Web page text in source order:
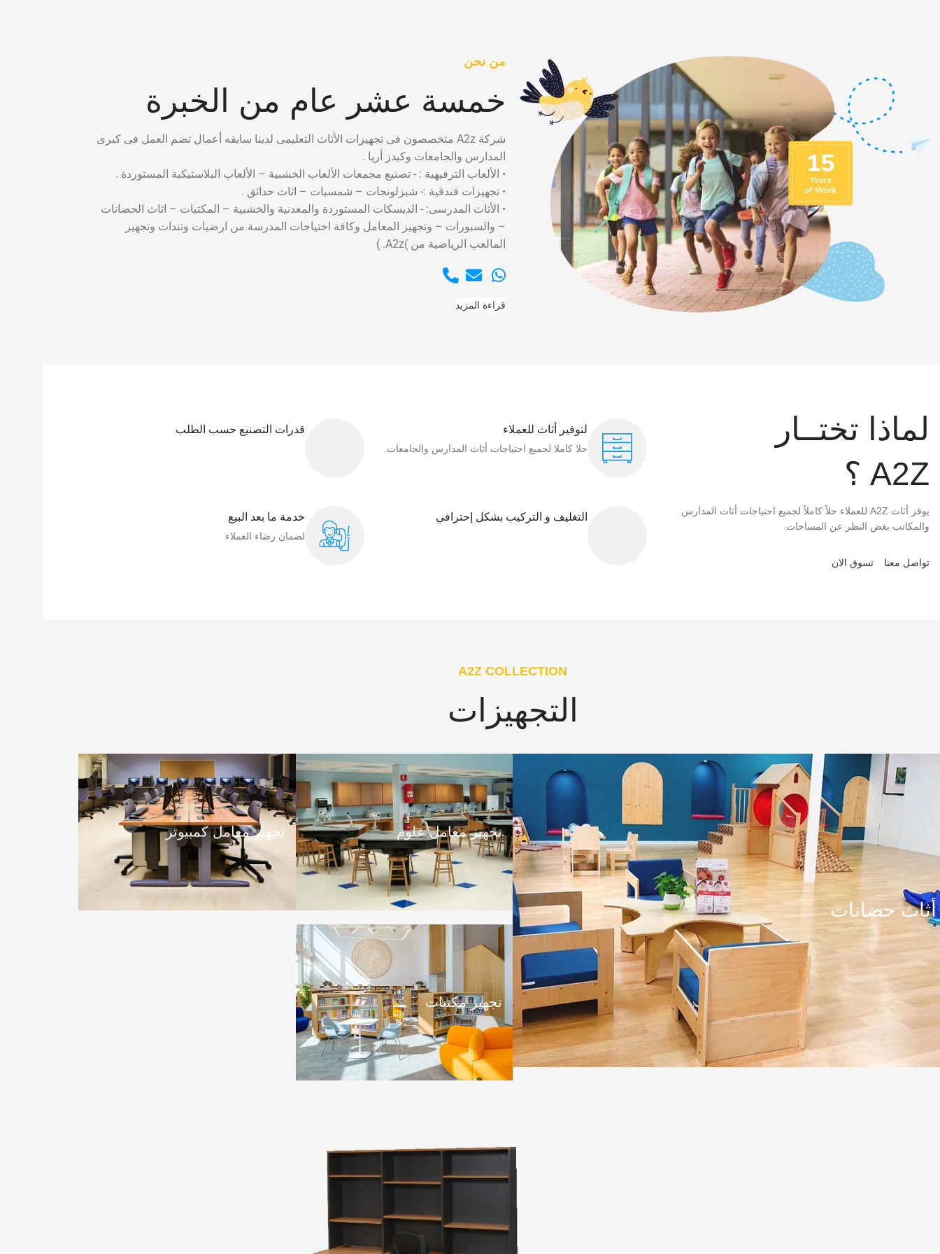
من نحن
خمسة عشر عام من الخبرة
شركة A2z متخصصون فى تجهيزات الأثاث التعليمى لدينا سابقه أعمال تضم العمل فى كبرى
المدارس والجامعات وكيدز أريا .
• الألعاب الترفيهية : - تصنيع مجمعات الألعاب الخشبية – الألعاب البلاستيكية المستوردة .
• تجهيزات فندقية :- شيزلونجات – شمسيات – اثاث حدائق .
• الأثاث المدرسى: - الديسكات المستوردة والمعدنية والخشبية – المكتبات – اثاث الحضانات
– والسبورات – وتجهيز المعامل وكافة احتياجات المدرسة من ارضيات وتندات وتجهيز
المالعب الرياضية من )A2z. )
قراءة المزيد
لماذا تختــار
A2Z ؟
يوفر أثاث A2Z للعملاء حلاً كاملاً لجميع احتياجات أثاث المدارس
والمكاتب بغض النظر عن المساحات.
تواصل معنا تسوق الان
لتوفير أثاث للعملاء
حلا كاملا لجميع احتياجات أثاث المدارس والجامعات.
التغليف و التركيب بشكل إحترافي
قدرات التصنيع حسب الطلب
خدمة ما بعد البيع
لضمان رضاء العملاء​
A2Z COLLECTION
التجهيزات
أثاث حضانات
تجهيز معامل علوم تجهيز معامل كمبيوتر
تجهيز مكتبات